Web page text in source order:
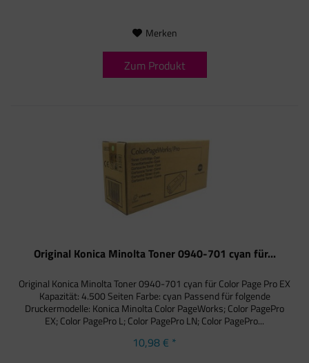
Merken
Zum Produkt
Original Konica Minolta Toner 0940-701 cyan für...
Original Konica Minolta Toner 0940-701 cyan für Color Page Pro EX
Kapazität: 4.500 Seiten Farbe: cyan Passend für folgende
Druckermodelle: Konica Minolta Color PageWorks; Color PagePro
EX; Color PagePro L; Color PagePro LN; Color PagePro...
10,98 € *